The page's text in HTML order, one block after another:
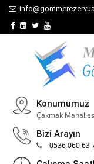
Konumumuz
Çakmak
Bizi Arayın
0536 060 63